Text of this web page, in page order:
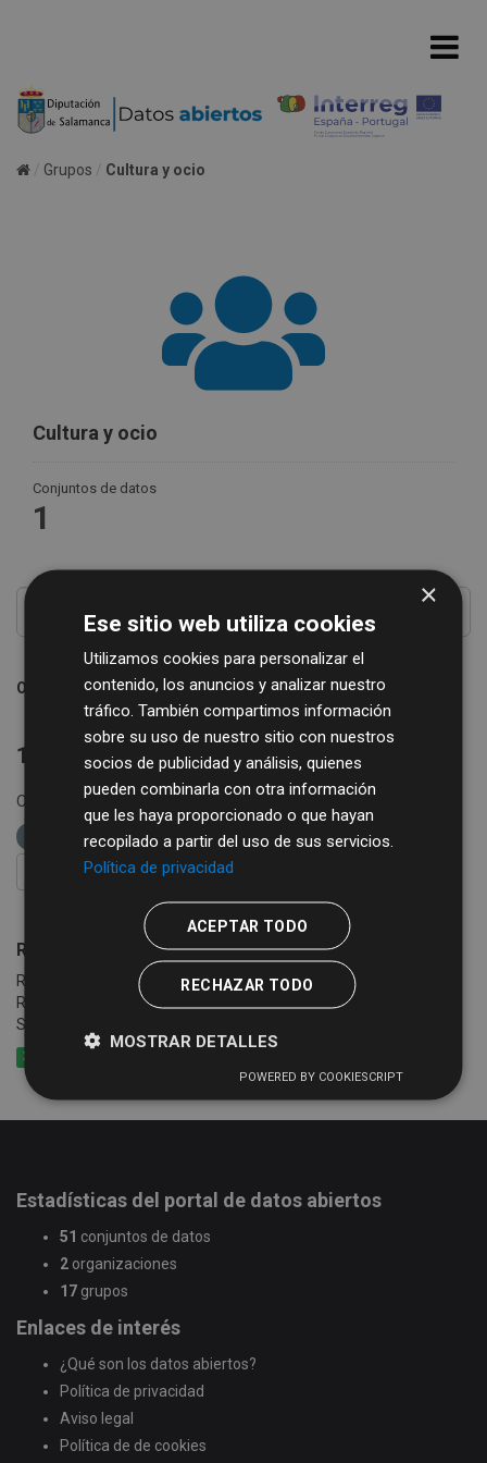
Grupos Cultura y ocio
Cultura y ocio
Conjuntos de datos
1
Ordenar por
1 conjunto de datos encontrado
Organizaciones:
alojamientos
restaurantes
FILTRAR RESULTADOS
Registro Turístico de la Provincia de Salamanca
Relación e información de establecimientos registrados en el
Registro Turístico de la Junta de Castilla y León de la Provincia de
Salamanca
XLSX
Estadísticas del portal de datos abiertos
51 conjuntos de datos
2 organizaciones
17 grupos
Enlaces de interés
¿Qué son los datos abiertos?
Política de privacidad
Aviso legal
Política de de cookies
×
Ese sitio web utiliza cookies
Utilizamos cookies para personalizar el
contenido, los anuncios y analizar nuestro
tráfico. También compartimos información
sobre su uso de nuestro sitio con nuestros
socios de publicidad y análisis, quienes
pueden combinarla con otra información
que les haya proporcionado o que hayan
recopilado a partir del uso de sus servicios.
Política de privacidad
ACEPTAR TODO
RECHAZAR TODO
MOSTRAR DETALLES
POWERED BY COOKIESCRIPT